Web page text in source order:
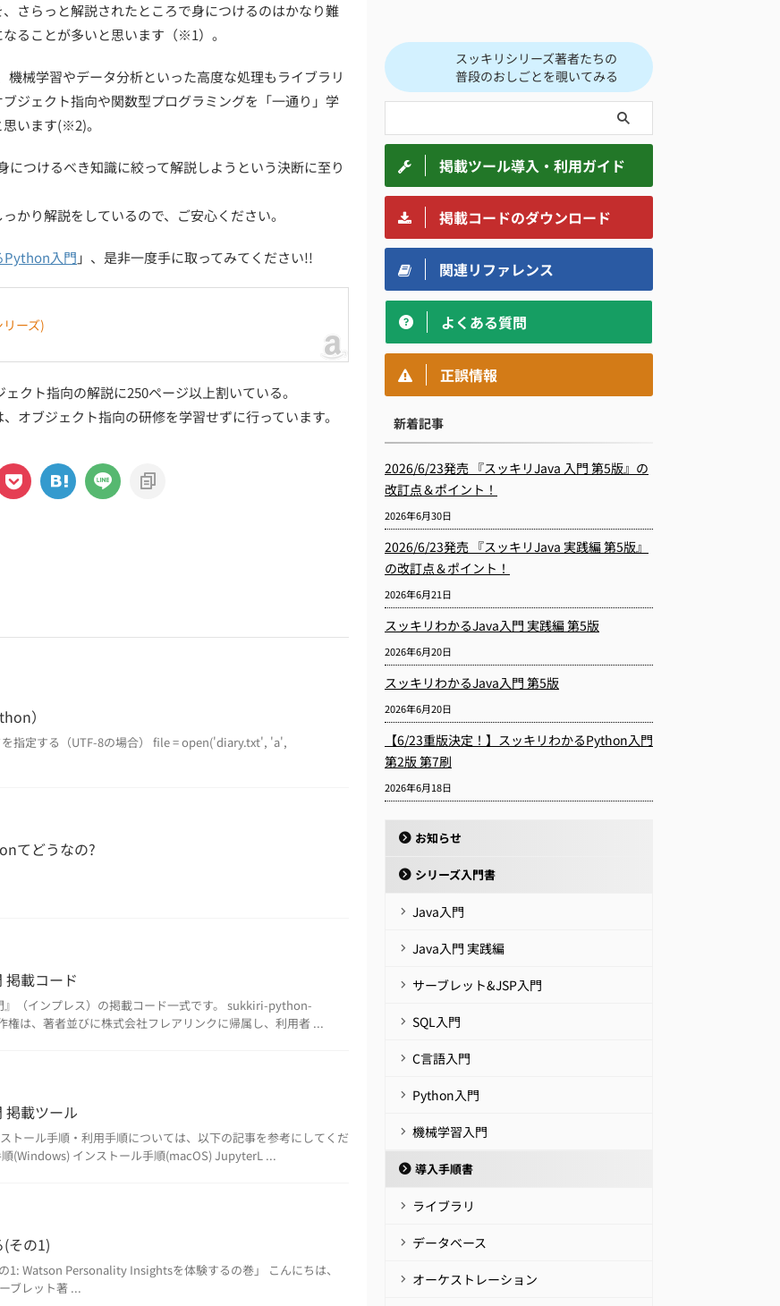
さらっと解説されたところで身につけるのはかなり難
ることが多いと思います（※1）。
械学習やデータ分析といった高度な処理もライブラリ
ジェクト指向や関数型プログラミングを「一通り」学
います(※2)。
つけるべき知識に絞って解説しようという決断に至り
かり解説をしているので、ご安心ください。
Python入門 」、是非一度手に取ってみてください!!
ーズ)
クト指向の解説に250ページ以上割いている。
オブジェクト指向の研修を学習せずに行っています。
）
指定する（UTF-8の場合） file = open('diary.txt', 'a',
てどうなの?
載コード
（インプレス）の掲載コード一式です。 sukkiri-python-
は、著者並びに株式会社フレアリンクに帰属し、利用者 ...
載ツール
トール手順・利用手順については、以下の記事を参考にしてくだ
(Windows) インストール手順(macOS) JupyterL ...
その1)
Watson Personality Insightsを体験するの巻」 こんにちは、
ブレット著 ...
スッキリシリーズ著者たちの
普段のおしごとを覗いてみる
掲載ツール導入・利用ガイド
掲載コードのダウンロード
関連リファレンス
よくある質問
正誤情報
新着記事
2026/6/23発売 『スッキリJava 入門 第5版』の
改訂点＆ポイント！
2026年6月30日
2026/6/23発売 『スッキリJava 実践編 第5版』
の改訂点＆ポイント！
2026年6月21日
スッキリわかるJava入門 実践編 第5版
2026年6月20日
スッキリわかるJava入門 第5版
2026年6月20日
【6/23重版決定！】スッキリわかるPython入門
第2版 第7刷
2026年6月18日
お知らせ
シリーズ入門書
Java入門
Java入門 実践編
サーブレット&JSP入門
SQL入門
C言語入門
Python入門
機械学習入門
導入手順書
ライブラリ
データベース
オーケストレーション